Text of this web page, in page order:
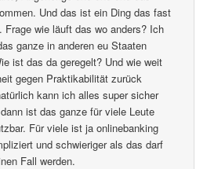
Und das ist ein Ding das fast
Frage wie läuft das wo anders? Ich
ganze in anderen eu Staaten
ist das da geregelt? Und wie weit
gegen Praktikabilität zurück
kann ich alles super sicher
ist das ganze für viele Leute
Für viele ist ja onlinebanking
und schwieriger als das darf
Fall werden.